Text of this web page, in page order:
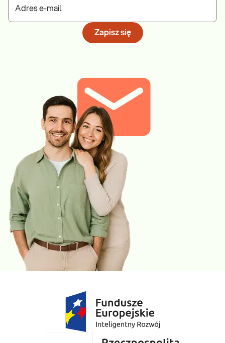
Adres e-mail
Zapisz się